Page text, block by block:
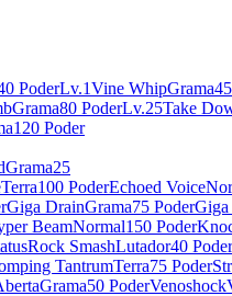
PoderLv.1Vine WhipGrama
Grama80 PoderLv.25Take
120 Poder
Grama25
Terra100 PoderEchoed Voice
Giga DrainGrama75 PoderGiga
BeamNormal150 Poder
Rock SmashLutador40 Poder
TantrumTerra75 Poder
Grama50 PoderVenoshock